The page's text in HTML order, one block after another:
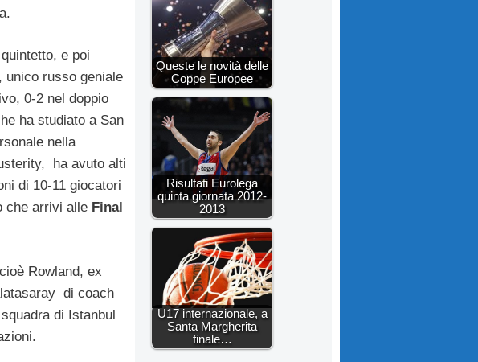
e poi
unico russo geniale
0-2 nel doppio
ha studiato a San
nella
ha avuto alti
di 10-11 giocatori
che arrivi alle Final
Rowland, ex
di coach
di Istanbul
Queste le novità delle
Coppe Europee
Risultati Eurolega
quinta giornata 2012-
2013
U17 internazionale, a
Santa Margherita
finale…